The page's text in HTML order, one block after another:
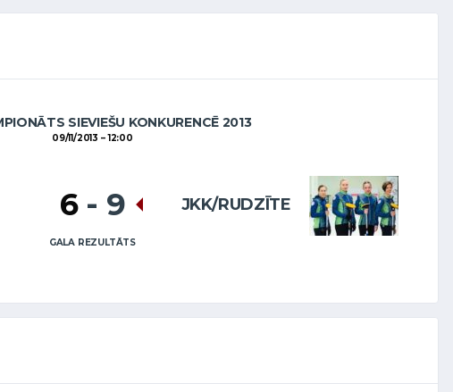
SIEVIEŠU KONKURENCĒ 2013
09/11/2013 12:00
JKK/RUDZĪTE
6 - 9
GALA REZULTĀTS